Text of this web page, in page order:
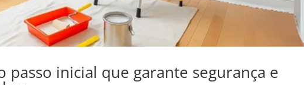
passo inicial que garante segurança e